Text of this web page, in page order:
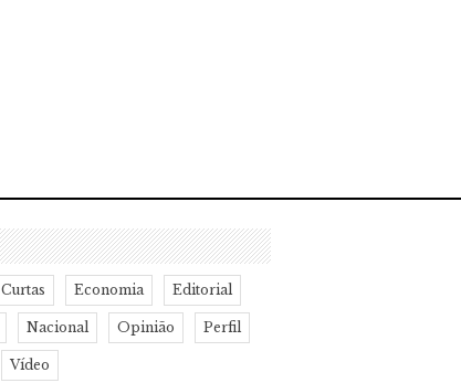
Curtas Economia Editorial
Nacional Opinião Perfil
Vídeo